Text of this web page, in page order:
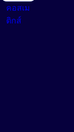
Agent)
Agent)
Enhancer)